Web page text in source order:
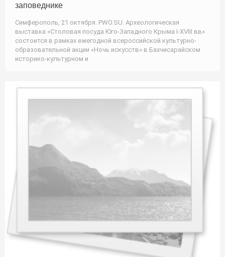
заповеднике
Симферополь, 21 октября. PWO.SU. Археологическая
выставка «Столовая посуда Юго-Западного Крыма I-XVIII вв»
состоится в рамках ежегодной всероссийской культурно-
образовательной акции «Ночь искусств» в Бахчисарайском
историко-культурном и